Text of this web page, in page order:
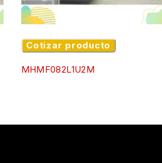
Cotizar producto
MHMF082L1U2M